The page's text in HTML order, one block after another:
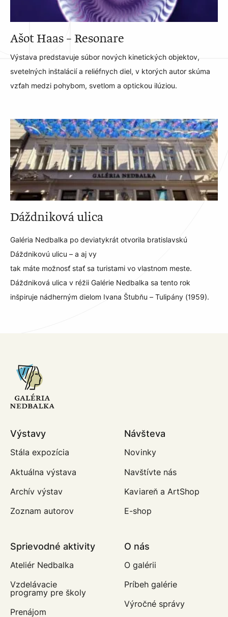
Ašot Haas – Resonare
Výstava predstavuje súbor nových kinetických objektov,
svetelných inštalácií a reliéfnych diel, v ktorých autor skúma
vzťah medzi pohybom, svetlom a optickou ilúziou.
Dáždniková ulica
Galéria Nedbalka po deviatykrát otvorila bratislavskú
Dáždnikovú ulicu – a aj vy
tak máte možnosť stať sa turistami vo vlastnom meste.
Dáždniková ulica v réžii Galérie Nedbalka sa tento rok
inšpiruje nádherným dielom Ivana Štubňu – Tulipány (1959).
Výstavy
Stála expozícia
Aktuálna výstava
Archív výstav
Zoznam autorov
Návšteva
Novinky
Navštívte nás
Kaviareň a ArtShop
E-shop
Sprievodné aktivity
Ateliér Nedbalka
Vzdelávacie
programy pre školy
Prenájom
O nás
O galérii
Príbeh galérie
Výročné správy